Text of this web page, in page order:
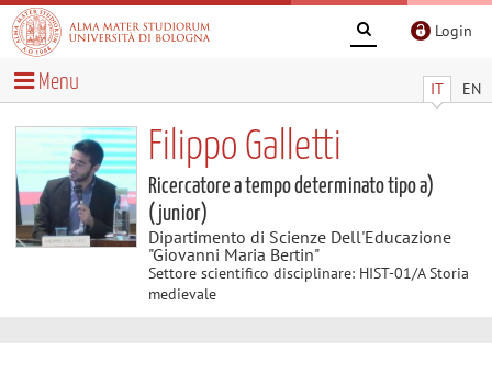
Login
IT EN
Menu
Filippo Galletti
Ricercatore a tempo determinato tipo a)
(junior)
Dipartimento di Scienze Dell'Educazione
"Giovanni Maria Bertin"
Settore scientifico disciplinare: HIST-01/A Storia
medievale